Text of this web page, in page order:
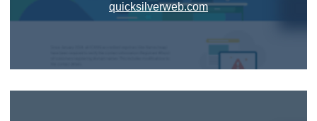
quicksilverweb.com